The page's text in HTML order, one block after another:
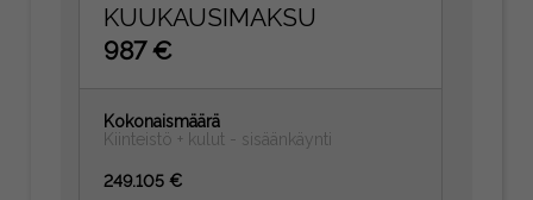
KUUKAUSIMAKSU
987 €
Kokonaismäärä
Kiinteistö + kulut - sisäänkäynti
249.105 €